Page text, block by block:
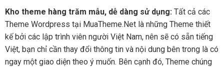
Kho theme hàng trăm mẫu, dễ dàng sử dụng: Tất cả các
Theme Wordpress tại MuaTheme.Net là những Theme thiết
kế bởi các lập trình viên người Việt Nam, nên sẽ có sẵn tiếng
Việt, bạn chỉ cần thay đổi thông tin và nội dung bên trong là có
ngay một giao diện theo ý muốn. Bên cạnh đó, Theme chúng